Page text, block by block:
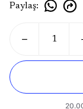
Paylaş: